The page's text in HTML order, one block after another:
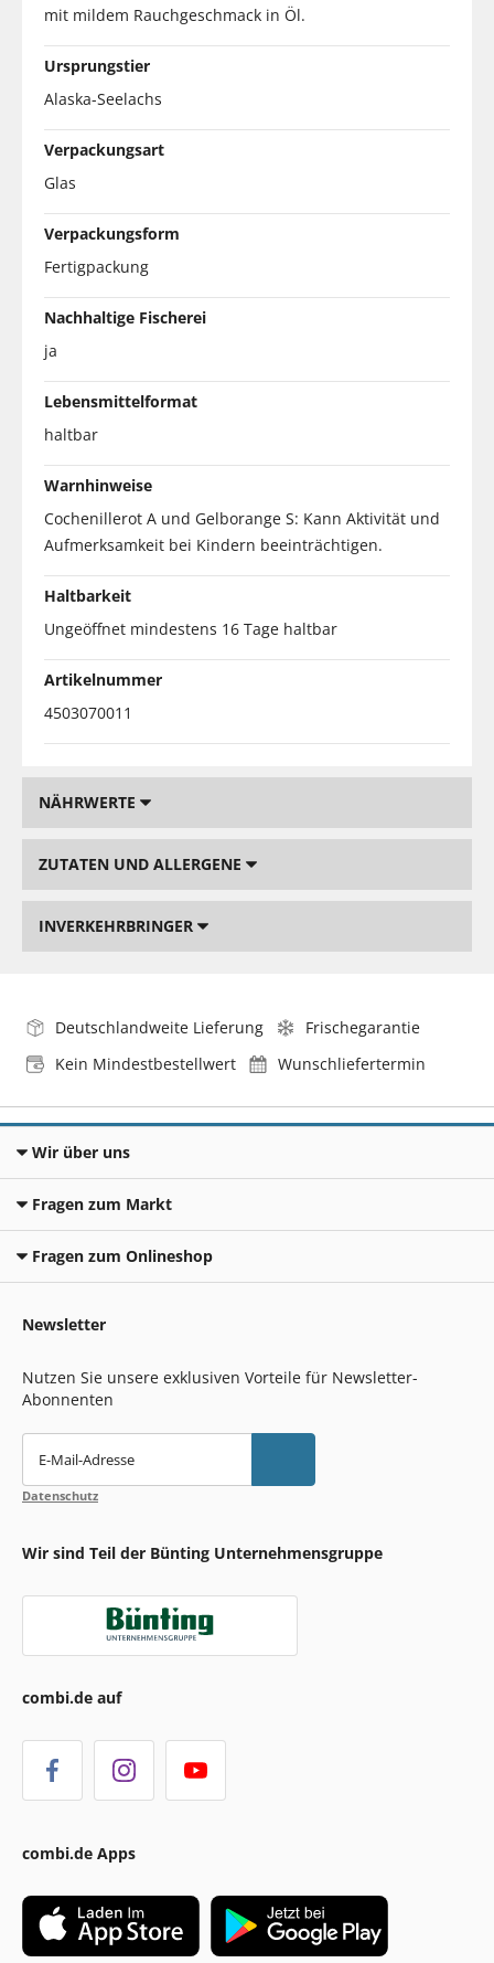
mit mildem Rauchgeschmack in Öl.
Ursprungstier
Alaska-Seelachs
Verpackungsart
Glas
Verpackungsform
Fertigpackung
Nachhaltige Fischerei
ja
Lebensmittelformat
haltbar
Warnhinweise
Cochenillerot A und Gelborange S: Kann Aktivität und
Aufmerksamkeit bei Kindern beeinträchtigen.
Haltbarkeit
Ungeöffnet mindestens 16 Tage haltbar
Artikelnummer
4503070011
NÄHRWERTE
ZUTATEN UND ALLERGENE
INVERKEHRBRINGER
Deutschlandweite Lieferung
Frischegarantie
Kein Mindestbestellwert
Wunschliefertermin
Wir über uns
Fragen zum Markt
Fragen zum Onlineshop
Newsletter
Nutzen Sie unsere exklusiven Vorteile für Newsletter-
Abonnenten
E-Mail-Adresse
Datenschutz
Wir sind Teil der Bünting Unternehmensgruppe
combi.de auf
combi.de Apps